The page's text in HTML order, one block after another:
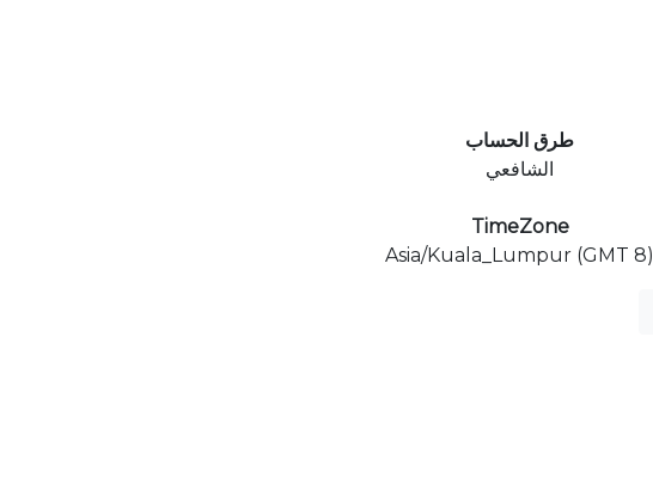
طرق الحساب
الشافعي
TimeZone
Asia/Kuala_Lumpur (GMT 8)